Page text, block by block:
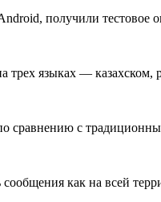
получили тестовое
языках — казахском,
сравнению с
как на всей